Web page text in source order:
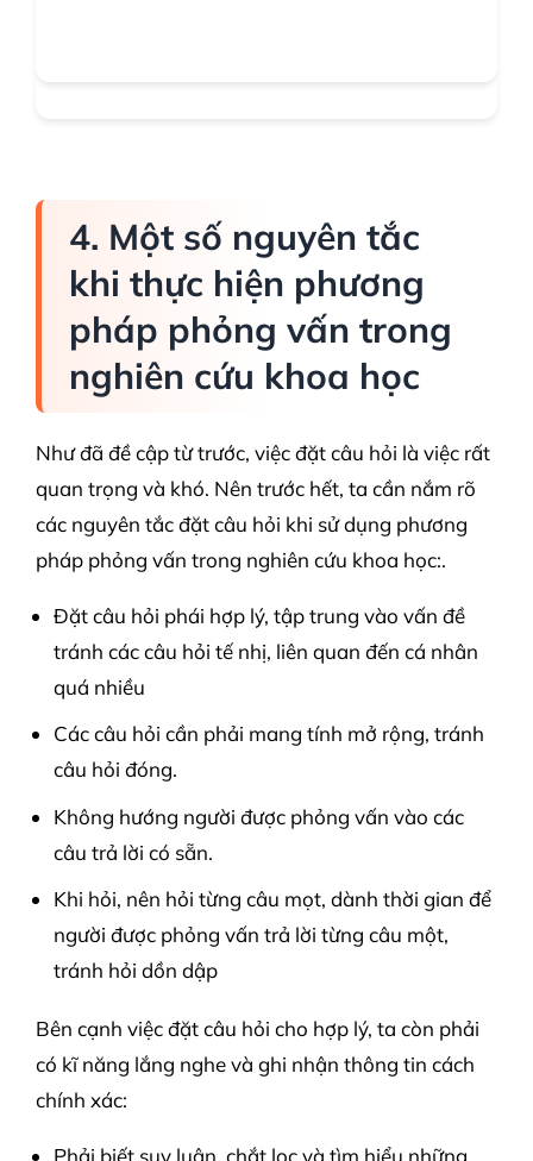
4. Một số nguyên tắc
khi thực hiện phương
pháp phỏng vấn trong
nghiên cứu khoa học
Như đã đề cập từ trước, việc đặt câu hỏi là việc rất
quan trọng và khó. Nên trước hết, ta cần nắm rõ
các nguyên tắc đặt câu hỏi khi sử dụng phương
pháp phỏng vấn trong nghiên cứu khoa học:.
Đặt câu hỏi phái hợp lý, tập trung vào vấn đề
tránh các câu hỏi tế nhị, liên quan đến cá nhân
quá nhiều
Các câu hỏi cần phải mang tính mở rộng, tránh
câu hỏi đóng.
Không hướng người được phỏng vấn vào các
câu trả lời có sẵn.
Khi hỏi, nên hỏi từng câu mọt, dành thời gian để
người được phỏng vấn trả lời từng câu một,
tránh hỏi dồn dập
Bên cạnh việc đặt câu hỏi cho hợp lý, ta còn phải
có kĩ năng lắng nghe và ghi nhận thông tin cách
chính xác: